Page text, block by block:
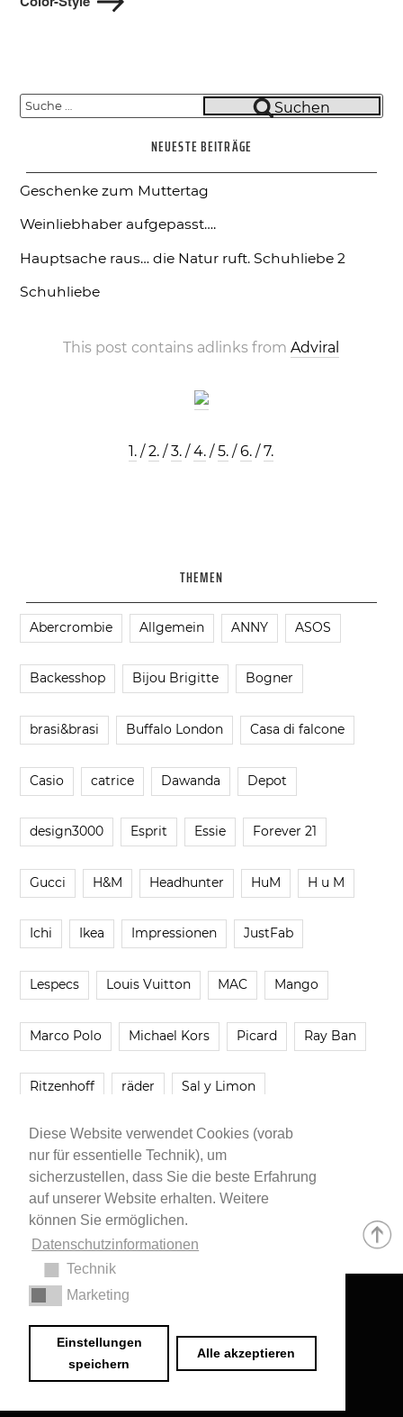
Diese Website verwendet Cookies (vorab
nur für essentielle Technik), um
sicherzustellen, dass Sie die beste Erfahrung
auf unserer Website erhalten. Weitere
können Sie ermöglichen.
Datenschutzinformationen
Technik
Marketing
Einstellungen
speichern
Alle akzeptieren
Suche
Suchen
NEUESTE BEITRÄGE
Geschenke zum Muttertag
Weinliebhaber aufgepasst….
Hauptsache raus… die Natur ruft. Schuhliebe 2
Schuhliebe
This post contains adlinks fromAdviral
1. /2. /3. /4. /5. /6. /7.
THEMEN
Abercrombie Allgemein ANNY ASOS
Backesshop Bijou Brigitte Bogner
brasi&brasi Buffalo London Casa di falcone
Casio catrice Dawanda Depot
design3000 Esprit Essie Forever 21
Gucci H&M Headhunter HuM H u M
Ichi Ikea Impressionen JustFab
Lespecs Louis Vuitton MAC Mango
Marco Polo Michael Kors Picard Ray Ban
Ritzenhoff räder Sal y Limon
Smartbuyglasses smash! Steve Madden
Younique Zara
Impressum
© 2020 Dr. Sarah Schwab-Jung